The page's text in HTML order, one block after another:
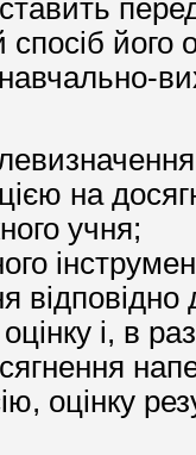
його
на
учня;
і, в
оцінку